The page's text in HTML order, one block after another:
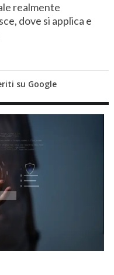
realmente
dove si applica e
su Google